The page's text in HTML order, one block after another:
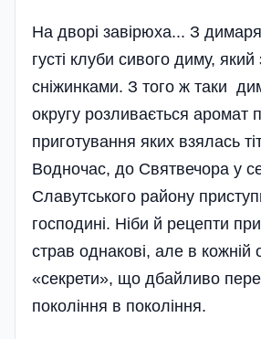
На дворі завірюха... З
густі клуби сивого диму,
сніжинками. З того ж таки
округу розливається аромат
приготування яких взялась
Водночас, до Святвечора у
Славутського райо­ну
господині. Ніби й рецепти
страв однакові, але в кожній
«секрети», що дбайливо
покоління в покоління.